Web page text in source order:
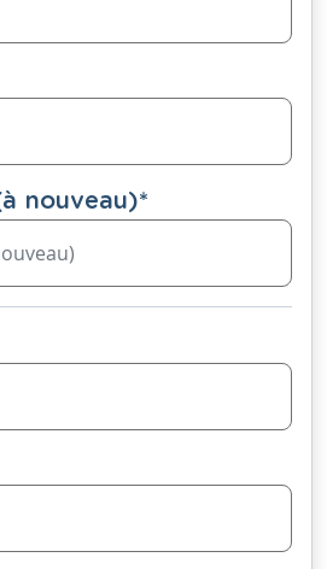
nouveau)*